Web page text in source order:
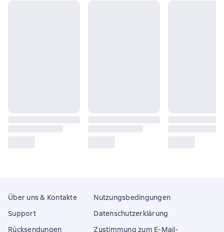
Über uns & Kontakte
Support
Rücksendungen
Nutzungsbedingungen
Datenschutzerklärung
Zustimmung zum E-Mail-